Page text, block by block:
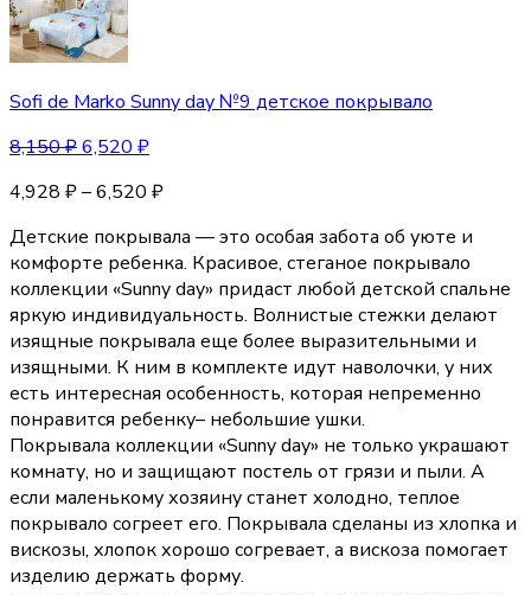
Sofi de Marko Sunny day №9 детское покрывало
8,150₽6,520 ₽
4,928 ₽–6,520 ₽
Детские покрывала — это особая забота об уюте и
комфорте ребенка. Красивое, стеганое покрывало
коллекции «Sunny day» придаст любой детской спальне
яркую индивидуальность. Волнистые стежки делают
изящные покрывала еще более выразительными и
изящными. К ним в комплекте идут наволочки, у них
есть интересная особенность, которая непременно
понравится ребенку– небольшие ушки.
Покрывала коллекции «Sunny day» не только украшают
комнату, но и защищают постель от грязи и пыли. А
если маленькому хозяину станет холодно, теплое
покрывало согреет его. Покрывала сделаны из хлопка и
вискозы, хлопок хорошо согревает, а вискоза помогает
изделию держать форму.